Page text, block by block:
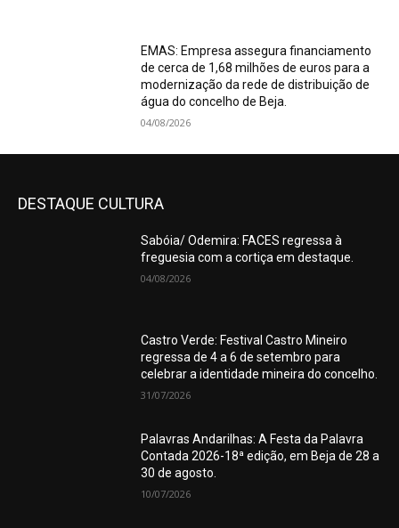
EMAS: Empresa assegura financiamento
de cerca de 1,68 milhões de euros para a
modernização da rede de distribuição de
água do concelho de Beja.
04/08/2026
DESTAQUE CULTURA
Sabóia/ Odemira: FACES regressa à
freguesia com a cortiça em destaque.
04/08/2026
Castro Verde: Festival Castro Mineiro
regressa de 4 a 6 de setembro para
celebrar a identidade mineira do concelho.
31/07/2026
Palavras Andarilhas: A Festa da Palavra
Contada 2026-18ª edição, em Beja de 28 a
30 de agosto.
10/07/2026